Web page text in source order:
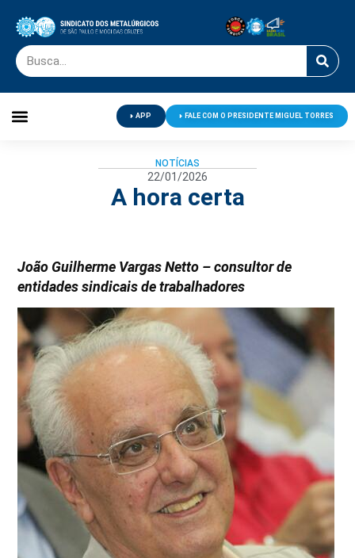
APP FALE COM O PRESIDENTE MIGUEL TORRES
NOTÍCIAS
22/01/2026
A hora certa
João Guilherme Vargas Netto – consultor de
entidades sindicais de trabalhadores